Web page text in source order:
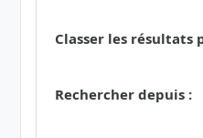
Classer les résultats
Rechercher depuis :